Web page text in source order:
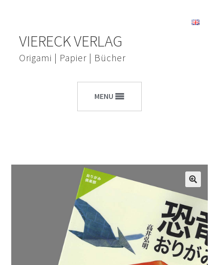
Navigation
springen
Inhalt
springen
VIERECK VERLAG
Origami | Papier | Bücher
MENU